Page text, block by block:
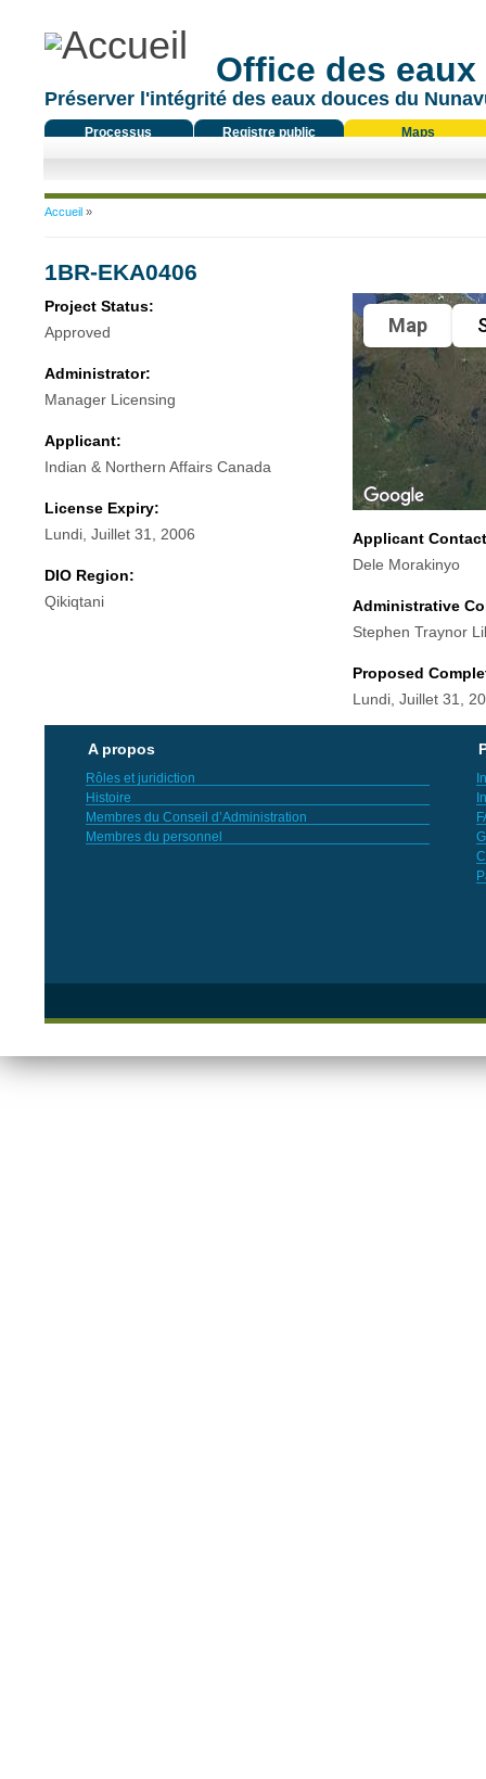
Office des
Préserver l'intégrité des eaux douces du
Processus
Registre public Maps
Vous êtes ici
Accueil»
1BR-EKA0406
Project Status:
Approved
Administrator:
Manager Licensing
Applicant:
Indian & Northern Affairs Canada
License Expiry:
Lundi, Juillet 31, 2006
DIO Region:
Qikiqtani
Map
Applicant
Dele Morakinyo
Administrative
Stephen Traynor
Proposed
Lundi, Juillet 31,
A propos
Rôles et juridiction
Histoire
Membres du Conseil d’Administration
Membres du personnel